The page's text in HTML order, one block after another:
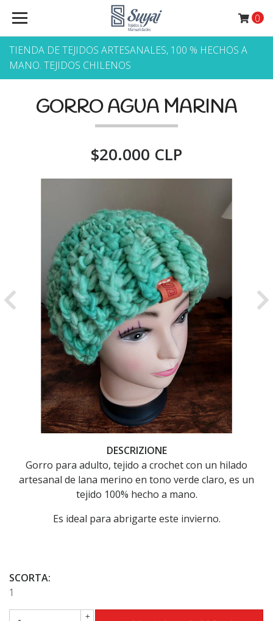
TIENDA DE TEJIDOS ARTESANALES, 100 % HECHOS A
MANO. TEJIDOS CHILENOS
0
GORRO AGUA MARINA
$20.000 CLP
Previous
DESCRIZIONE
Gorro para adulto, tejido a crochet con un hilado
artesanal de lana merino en tono verde claro, es un
tejido 100% hecho a mano.
Es ideal para abrigarte este invierno.
SCORTA:
1
+